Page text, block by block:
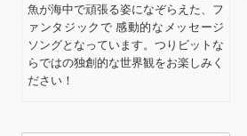
魚が海中で頑張る姿になぞらえた、フ
ァンタジックで 感動的なメッセージ
ソングとなっています。つりビットな
らではの独創的な世界観をお楽しみく
ださい！